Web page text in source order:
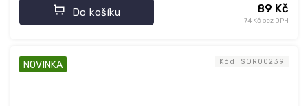
74 Kč bez DPH
89 Kč
Do košíku
NOVINKA Kód: SOR00239